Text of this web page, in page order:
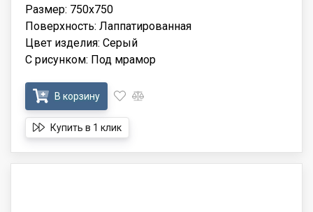
Размер: 750x750
Поверхность: Лаппатированная
Цвет изделия: Серый
С рисунком: Под мрамор
В корзину
Купить в 1 клик